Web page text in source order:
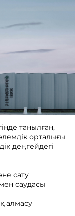
танылған,
орталығы
деңгейдегі
сату
саудасы
алмасу